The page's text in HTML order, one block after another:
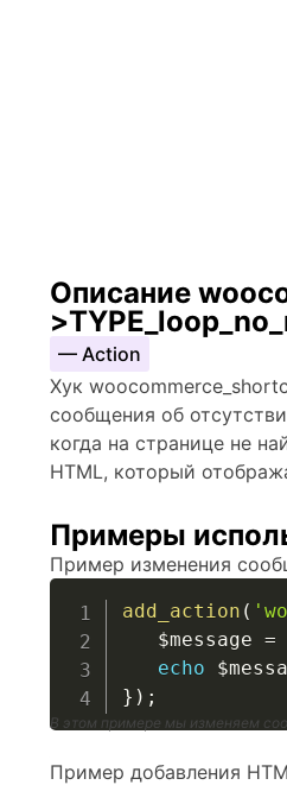
Описание
— Action
Хук
сообщения об
когда на странице не
HTML, который
Примеры
Пример изменения
add_action (
$message =
echo
} ) ;
В этом примере мы изменяем
Пример добавления